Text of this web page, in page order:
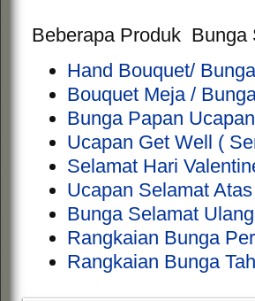
Beberapa Produk Bunga
Hand Bouquet/
Bouquet Meja /
Bunga Papan
Ucapan Get Well (
Selamat Hari
Ucapan Selamat
Bunga Selamat
Rangkaian Bunga
Rangkaian Bunga